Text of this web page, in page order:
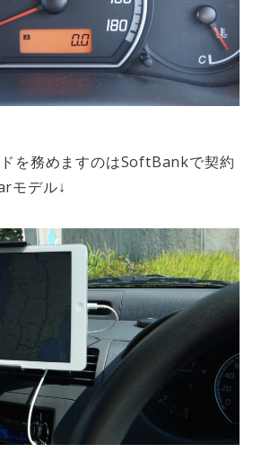
を務めますのはSoftBankで契約
モデル↓